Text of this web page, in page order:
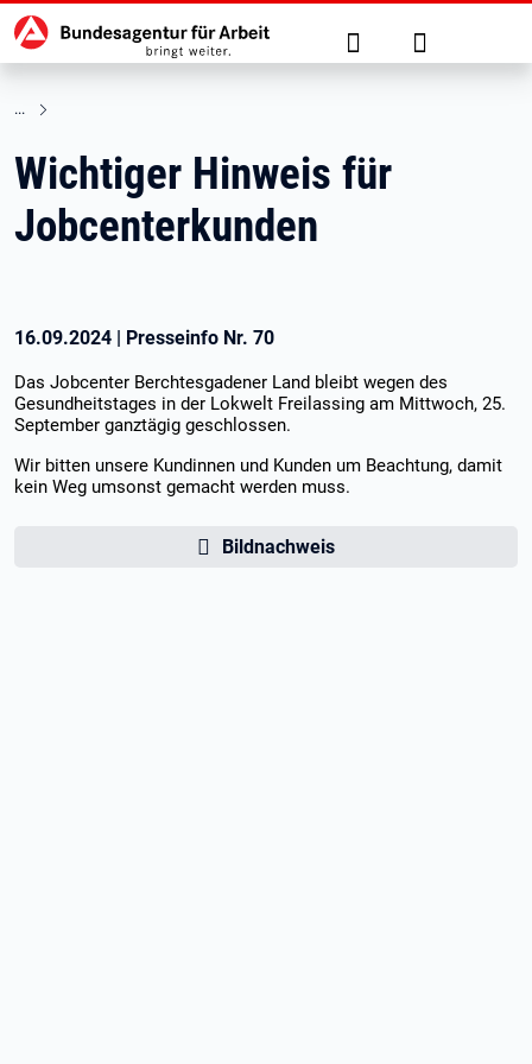
zu den Hauptinhalten springen
Hauptnavigation Suche Anmelden
Wichtiger Hinweis für
Jobcenterkunden
16.09.2024 | Presseinfo Nr. 70
Das Jobcenter Berchtesgadener Land bleibt wegen des
Gesundheitstages in der Lokwelt Freilassing am Mittwoch, 25.
September ganztägig geschlossen.
Wir bitten unsere Kundinnen und Kunden um Beachtung, damit
kein Weg umsonst gemacht werden muss.
Bildnachweis